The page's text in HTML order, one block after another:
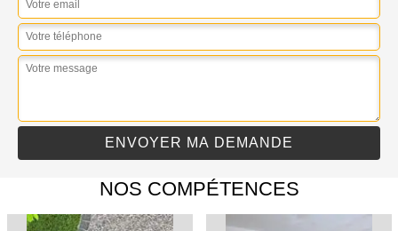
NOS COMPÉTENCES